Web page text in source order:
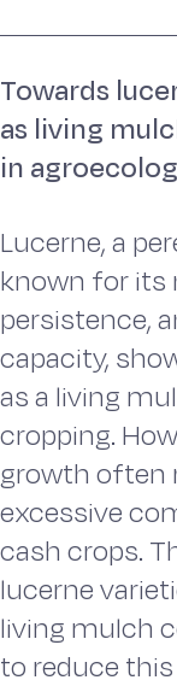
Towards
as living
in
Lucerne, a
known for its
persistence,
capacity,
as a living
cropping.
growth often
excessive
cash crops.
lucerne
living mulch
to reduce